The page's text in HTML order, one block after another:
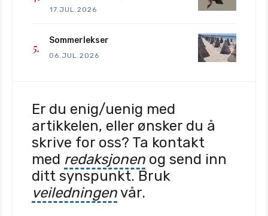
17.JUL.2026
Sommerlekser
06.JUL.2026
Er du enig/uenig med
artikkelen, eller ønsker du å
skrive for oss? Ta kontakt
med redaksjonen og send inn
ditt synspunkt. Bruk
veiledningenvår.